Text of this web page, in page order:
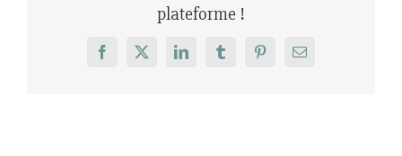
plateforme !
Facebook
X LinkedInTumblrPinterestEmail